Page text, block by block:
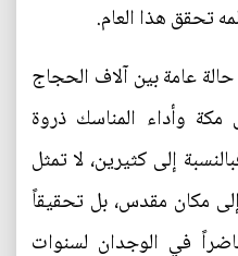
تحقق هذا العام.
عامة بين آلاف الحجاج
وأداء المناسك ذروة
إلى كثيرين، لا تمثل
مكان مقدس، بل تحقيقاً
في الوجدان لسنوات